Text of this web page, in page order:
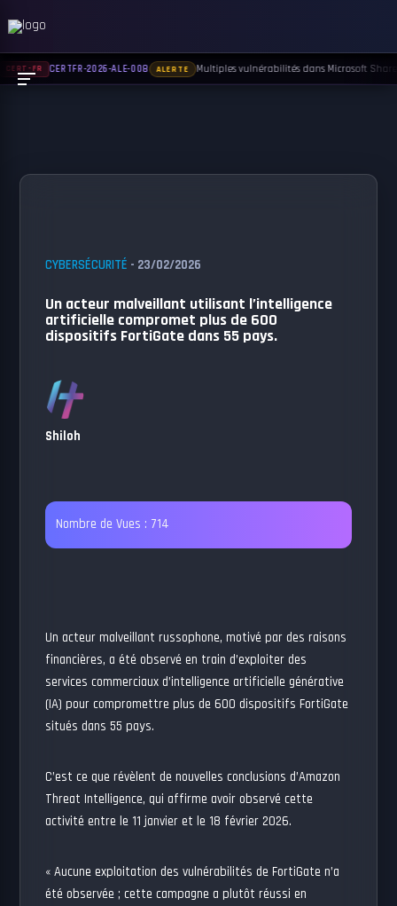
CYBERSÉCURITÉ - 23/02/2026
Un acteur malveillant utilisant l’intelligence
artificielle compromet plus de 600
dispositifs FortiGate dans 55 pays.
Shiloh
Nombre de Vues : 714
Un acteur malveillant russophone, motivé par des raisons
financières, a été observé en train d’exploiter des
services commerciaux d’intelligence artificielle générative
(IA) pour compromettre plus de 600 dispositifs FortiGate
situés dans 55 pays.
C’est ce que révèlent de nouvelles conclusions d’Amazon
Threat Intelligence, qui affirme avoir observé cette
activité entre le 11 janvier et le 18 février 2026.
« Aucune exploitation des vulnérabilités de FortiGate n’a
été observée ; cette campagne a plutôt réussi en
CERT-FR CERTFR-2026-ALE-008 ALERTE Multiples vulnérabilités dans Microsoft